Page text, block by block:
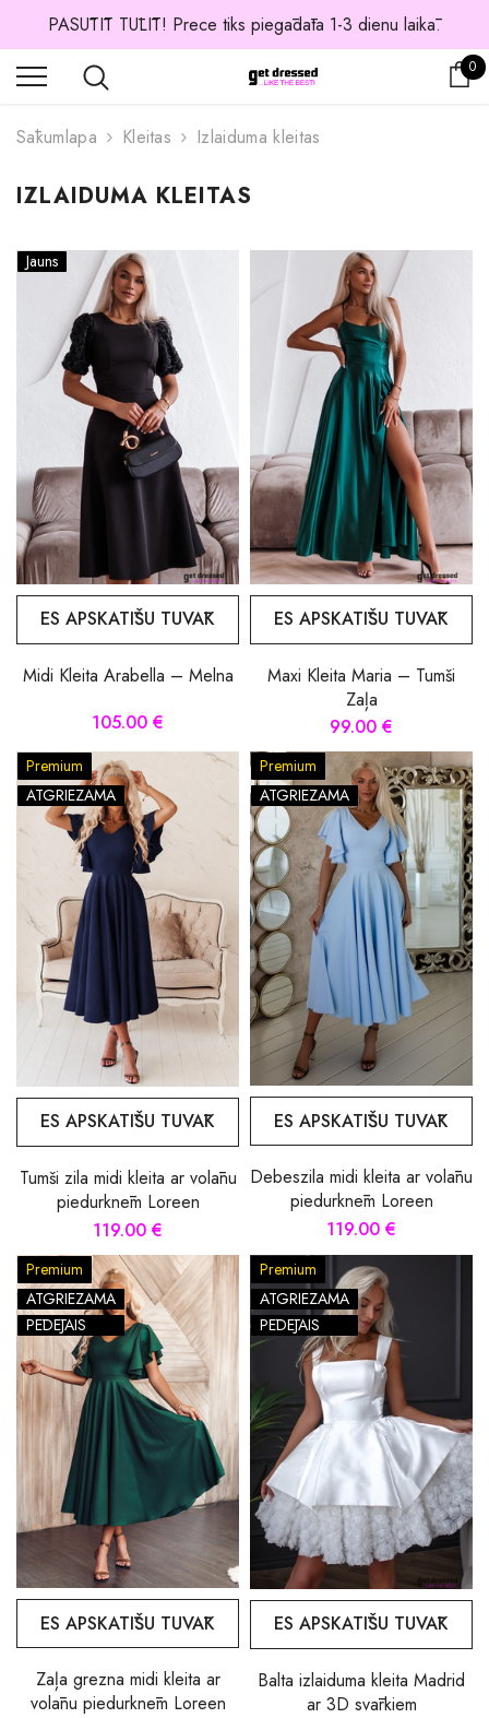
PASŪTĪT TŪLĪT! Prece tiks piegādāta 1-3 dienu laikā.
00
Sākumlapa Kleitas Izlaiduma kleitas
IZLAIDUMA KLEITAS
Jauns
ES APSKATĪŠU TUVĀK
Midi Kleita Arabella – Melna
105.00 €
ES APSKATĪŠU TUVĀK
Maxi Kleita Maria – Tumši
Zaļa
99.00 €
Premium
ATGRIEZAMA
ES APSKATĪŠU TUVĀK
Tumši zila midi kleita ar volānu
piedurknēm Loreen
119.00 €
Premium
ATGRIEZAMA
ES APSKATĪŠU TUVĀK
Debeszila midi kleita ar volānu
piedurknēm Loreen
119.00 €
Premium
ATGRIEZAMA
PĒDĒJAIS
ES APSKATĪŠU TUVĀK
Zaļa grezna midi kleita ar
volānu piedurknēm Loreen
Premium
ATGRIEZAMA
PĒDĒJAIS
ES APSKATĪŠU TUVĀK
Balta izlaiduma kleita Madrid
ar 3D svārkiem